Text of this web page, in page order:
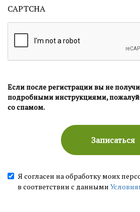
CAPTCHA
Если после регистрации вы не
подробными инструкциями,
со спамом.
Записаться
Я согласен на обработку моих
в соответствии с данными